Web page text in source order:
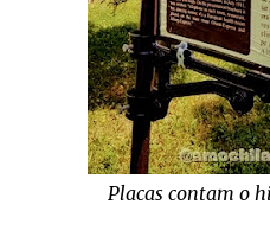
Placas contam o